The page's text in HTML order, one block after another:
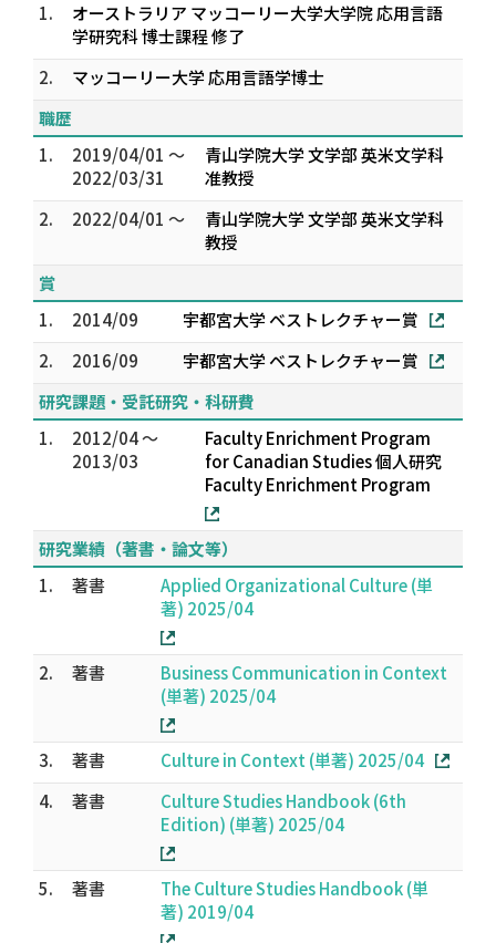
1.
オーストラリア マッコーリー大学大学院 応用言語
学研究科 博士課程 修了
2.
マッコーリー大学 応用言語学博士
職歴
1.
2019/04/01 ～
2022/03/31
青山学院大学 文学部 英米文学科
准教授
2.
2022/04/01 ～
青山学院大学 文学部 英米文学科
教授
賞
1.
2014/09
宇都宮大学 ベストレクチャー賞
2.
2016/09
宇都宮大学 ベストレクチャー賞
研究課題・受託研究・科研費
1.
2012/04 ～
2013/03
Faculty Enrichment Program
for Canadian Studies 個人研究
Faculty Enrichment Program
研究業績（著書・論文等）
1.
著書
Applied Organizational Culture (単
著) 2025/04
2. 著書
Business Communication in Context
(単著) 2025/04
3. 著書
Culture in Context (単著) 2025/04
4.
著書
Culture Studies Handbook (6th
Edition) (単著) 2025/04
5. 著書
The Culture Studies Handbook (単
著) 2019/04